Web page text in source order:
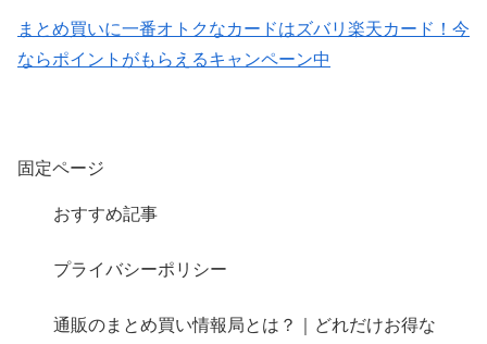
まとめ買いに一番オトクなカードはズバリ楽天カード！今
ならポイントがもらえるキャンペーン中
固定ページ
おすすめ記事
プライバシーポリシー
通販のまとめ買い情報局とは？｜どれだけお得な